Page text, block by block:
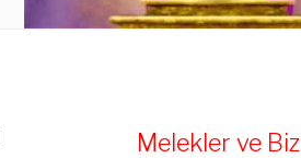
Melekler ve Biz